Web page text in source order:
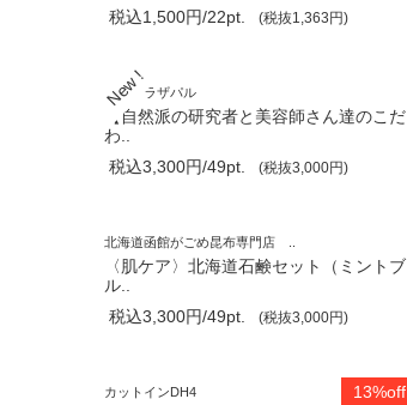
税込1,500円/22pt.
(税抜1,363円)
健康プラザパル
【自然派の研究者と美容師さん達のこだ
わ..
税込3,300円/49pt.
(税抜3,000円)
北海道函館がごめ昆布専門店 ..
〈肌ケア〉北海道石鹸セット（ミントブ
ル..
税込3,300円/49pt.
(税抜3,000円)
13%off
カットインDH4